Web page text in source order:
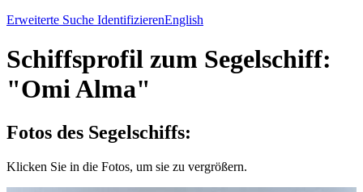
Erweiterte Suche IdentifizierenEnglish
Schiffsprofil zum Segelschiff:
"Omi Alma"
Fotos des Segelschiffs:
Klicken Sie in die Fotos, um sie zu vergrößern.